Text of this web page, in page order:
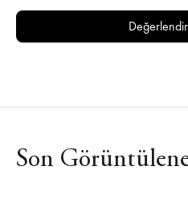
Son